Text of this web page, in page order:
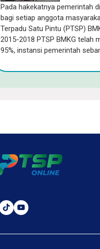
Pada hakekatnya pemerintah
bagi setiap anggota
Terpadu Satu Pintu (PTSP)
2015-2018 PTSP BMKG telah
95%, instansi pemerintah